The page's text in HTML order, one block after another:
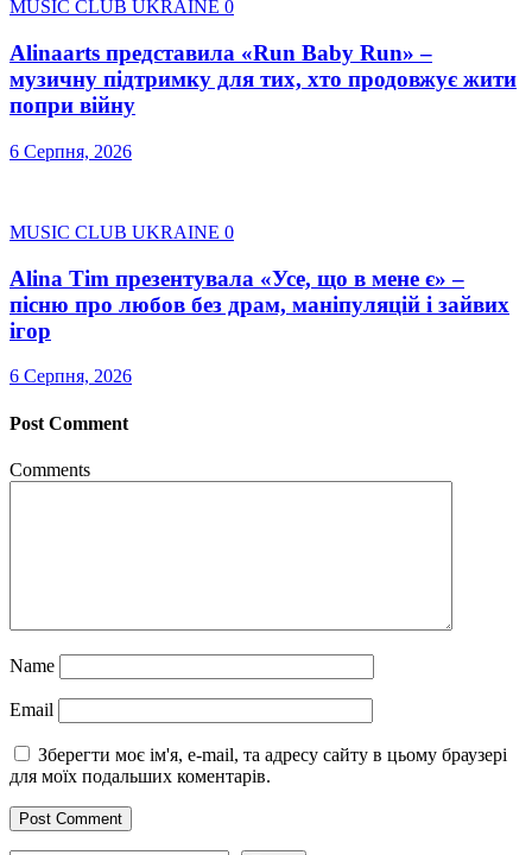
MUSIC CLUB UKRAINE 0
Alinaarts представила «Run Baby Run» –
музичну підтримку для тих, хто продовжує жити
попри війну
6 Серпня, 2026
MUSIC CLUB UKRAINE 0
Alina Tim презентувала «Усе, що в мене є» –
пісню про любов без драм, маніпуляцій і зайвих
ігор
6 Серпня, 2026
Post Comment
Comments
Name
Email
Зберегти моє ім'я, e-mail, та адресу сайту в цьому браузері
для моїх подальших коментарів.